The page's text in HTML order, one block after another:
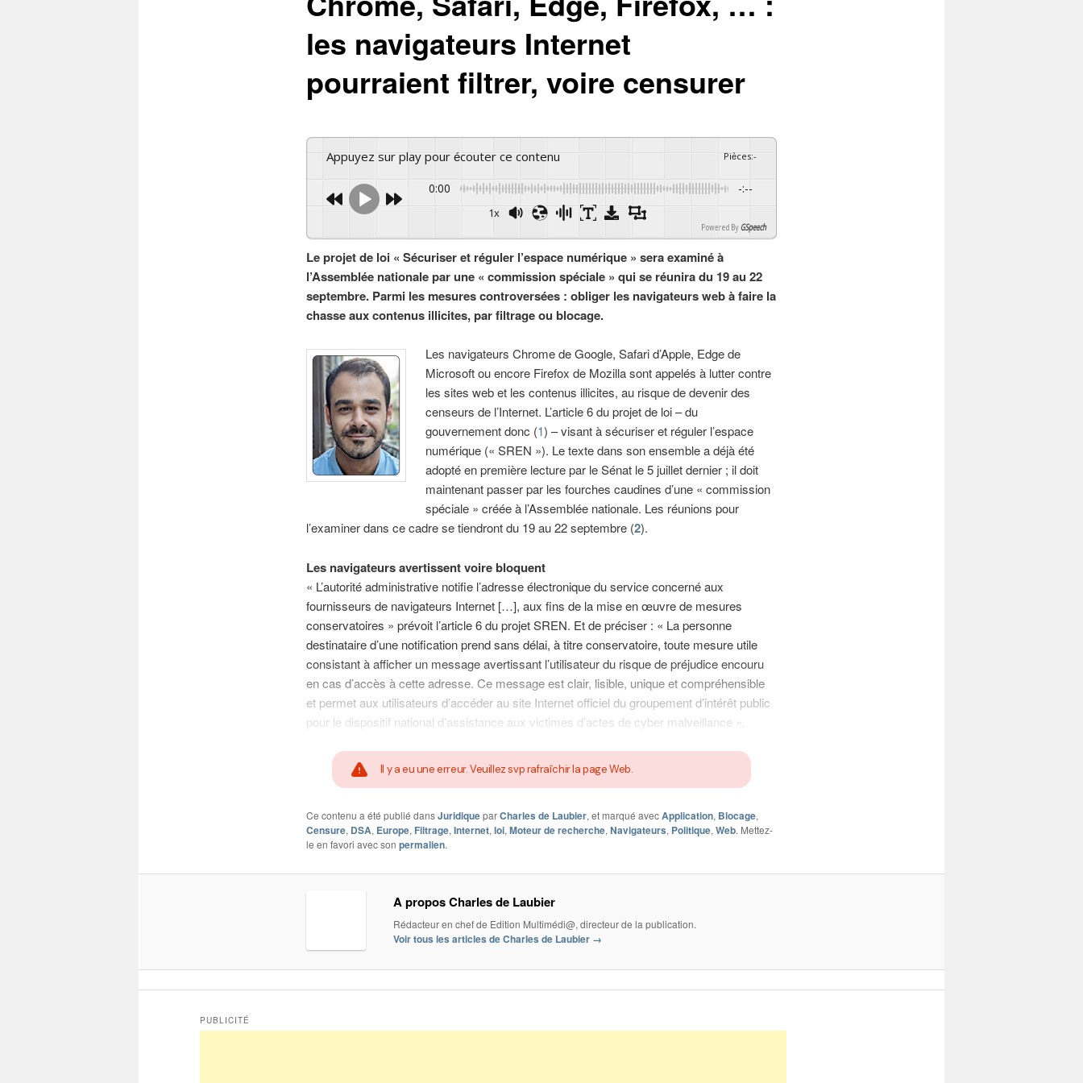
les navigateurs Internet
pourraient filtrer, voire censurer
Appuyez sur play pour écouter ce contenu Pièces:-
0:00 -:--
1x
Powered By GSpeech
Le projet de loi « Sécuriser et réguler l’espace numérique » sera examiné à
l’Assemblée nationale par une « commission spéciale » qui se réunira du 19 au 22
septembre. Parmi les mesures controversées : obliger les navigateurs web à faire la
chasse aux contenus illicites, par filtrage ou blocage.
Les navigateurs Chrome de Google, Safari d’Apple, Edge de
Microsoft ou encore Firefox de Mozilla sont appelés à lutter contre
les sites web et les contenus illicites, au risque de devenir des
censeurs de l’Internet. L’article 6 du projet de loi – du
gouvernement donc (1) – visant à sécuriser et réguler l’espace
numérique (« SREN »). Le texte dans son ensemble a déjà été
adopté en première lecture par le Sénat le 5 juillet dernier ; il doit
maintenant passer par les fourches caudines d’une « commission
spéciale » créée à l’Assemblée nationale. Les réunions pour
l’examiner dans ce cadre se tiendront du 19 au 22 septembre (2).
Les navigateurs avertissent voire bloquent
« L’autorité administrative notifie l’adresse électronique du service concerné aux
fournisseurs de navigateurs Internet […], aux fins de la mise en œuvre de mesures
conservatoires » prévoit l’article 6 du projet SREN. Et de préciser : « La personne
destinataire d’une notification prend sans délai, à titre conservatoire, toute mesure utile
consistant à afficher un message avertissant l’utilisateur du risque de préjudice encouru
en cas d’accès à cette adresse. Ce message est clair, lisible, unique et compréhensible
et permet aux utilisateurs d’accéder au site Internet officiel du groupement d’intérêt public
pour le dispositif national d’assistance aux victimes d’actes de cyber malveillance ».
Il y a eu une erreur. Veuillez svp rafraîchir la page Web.
Ce contenu a été publié dansJuridiqueparCharles de Laubier, et marqué avecApplication, Blocage,
Censure, DSA, Europe, Filtrage, Internet, loi, Moteur de recherche, Navigateurs, Politique, Web. Mettez-
le en favori avec son permalien.
A propos Charles de Laubier
Rédacteur en chef de Edition Multimédi@, directeur de la publication.
Voir tous les articles de Charles de Laubier →
PUBLICITÉ